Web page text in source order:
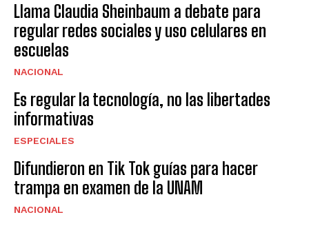
Llama Claudia Sheinbaum a debate para
regular redes sociales y uso celulares en
escuelas
NACIONAL
Es regular la tecnología, no las libertades
informativas
ESPECIALES
Difundieron en Tik Tok guías para hacer
trampa en examen de la UNAM
NACIONAL